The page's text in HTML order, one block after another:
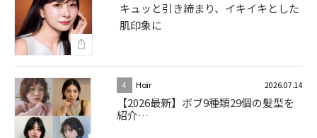
キュッと引き締まり、イキイキとした
肌印象に
4 Hair 2026.07.14
【2026最新】ボブ9種類29個の髪型を
紹介…